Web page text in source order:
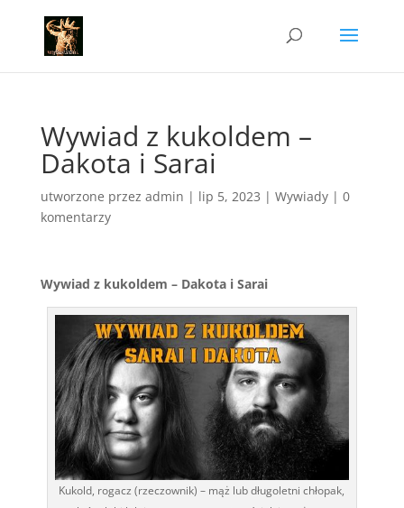
Wywiad z kukoldem –
Dakota i Sarai
utworzone przez admin | lip 5, 2023 | Wywiady| 0
komentarzy
Wywiad z kukoldem – Dakota i Sarai
Kukold, rogacz (rzeczownik) – mąż lub długoletni chłopak,